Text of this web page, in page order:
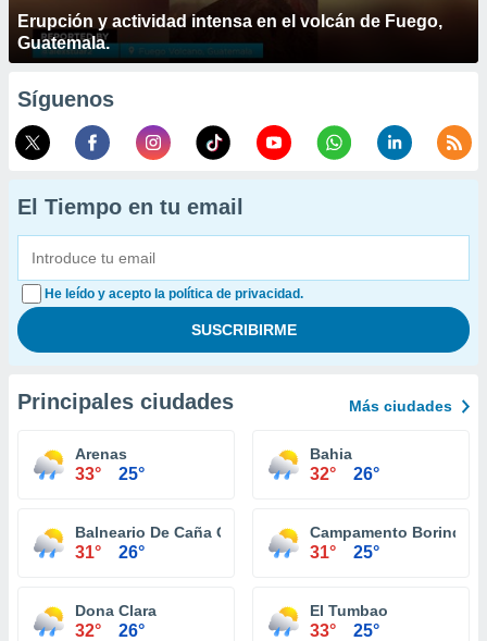
Erupción y actividad intensa en el volcán de Fuego,
Guatemala.
Síguenos
El Tiempo en tu email
He leído y acepto la política de privacidad.
Principales ciudades Más ciudades
Arenas
33° 25°
Bahia
32° 26°
Balneario De Caña Gorda
31° 26°
Campamento
31° 25°
Dona Clara
32° 26°
El Tumbao
33° 25°